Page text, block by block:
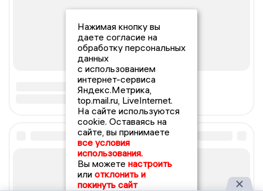
Нажимая кнопку вы
даете согласие на
обработку персональных
данных
с использованием
интернет-сервиса
Яндекс.Метрика,
top.mail.ru, LiveInternet.
На сайте используются
cookie. Оставаясь на
сайте, вы принимаете
все условия
использования.
Вы можете настроить
или отклонить и
покинуть сайт